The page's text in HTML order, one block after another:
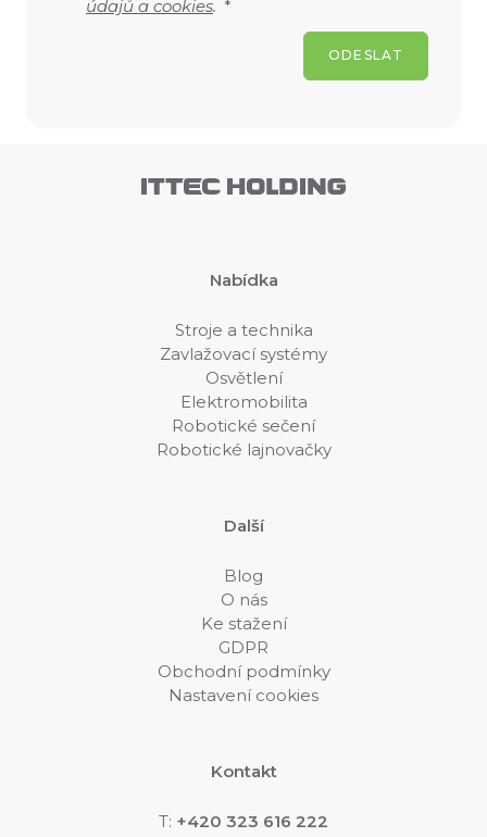
údajů a cookies. *
ODESLAT
Nabídka
Stroje a technika
Zavlažovací systémy
Osvětlení
Elektromobilita
Robotické sečení
Robotické lajnovačky
Další
Blog
O nás
Ke stažení
GDPR
Obchodní podmínky
Nastavení cookies
Kontakt
T: +420 323 616 222